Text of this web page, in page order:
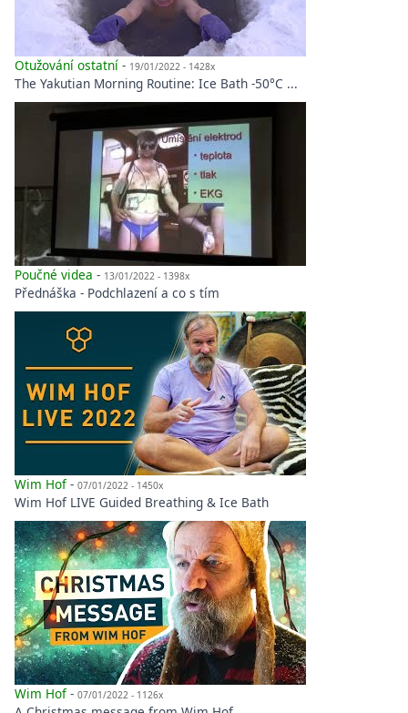
Otužování ostatní - 19/01/2022 - 1428x
The Yakutian Morning Routine: Ice Bath -50°C ...
Poučné videa - 13/01/2022 - 1398x
Přednáška - Podchlazení a co s tím
Wim Hof- 07/01/2022 - 1450x
Wim Hof LIVE Guided Breathing & Ice Bath
Wim Hof- 07/01/2022 - 1126x